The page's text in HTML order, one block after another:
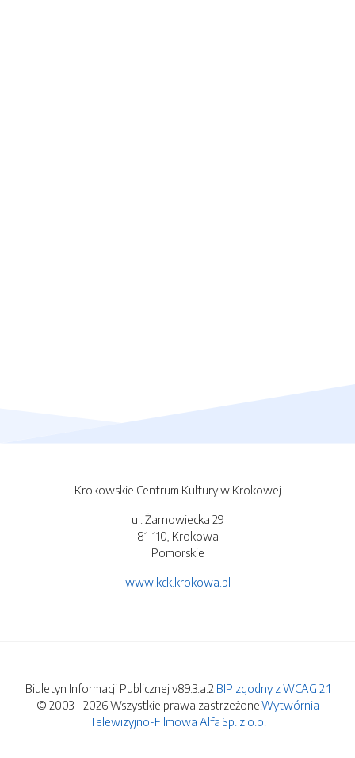
Krokowskie Centrum Kultury w Krokowej
ul. Żarnowiecka 29
81-110, Krokowa
Pomorskie
www.kck.krokowa.pl
Biuletyn Informacji Publicznej v89.3.a.2 BIP zgodny z WCAG 2.1
© 2003 - 2026 Wszystkie prawa zastrzeżone.Wytwórnia
Telewizyjno-Filmowa Alfa Sp. z o.o.